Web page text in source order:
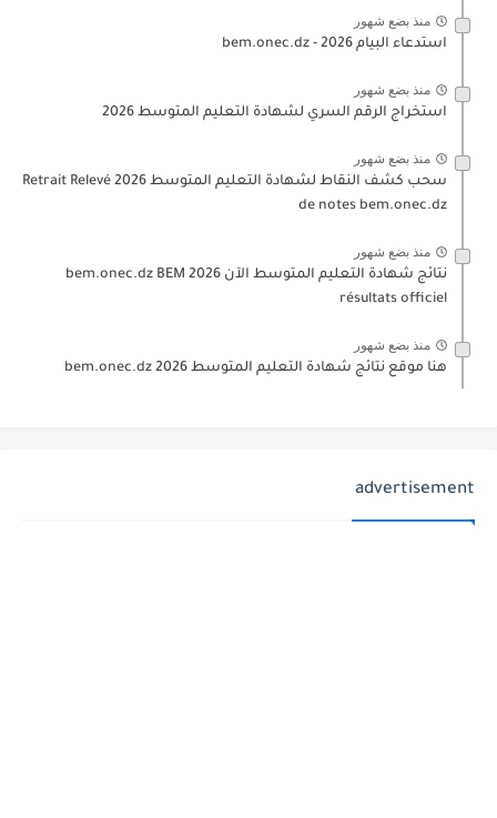
منذ بضع شهور
استدعاء البيام 2026 - bem.onec.dz
منذ بضع شهور
استخراج الرقم السري لشهادة التعليم المتوسط 2026
منذ بضع شهور
سحب كشف النقاط لشهادة التعليم المتوسط 2026 Retrait Relevé
de notes bem.onec.dz
منذ بضع شهور
نتائج شهادة التعليم المتوسط الآن 2026 bem.onec.dz BEM
résultats officiel
منذ بضع شهور
هنا موقع نتائج شهادة التعليم المتوسط 2026 bem.onec.dz
advertisement